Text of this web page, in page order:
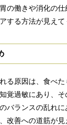
の働きや消化の仕
する方法が見えて
る原因は、食べ
覚過敏にあり、
バランスの乱れ
改善への道筋が